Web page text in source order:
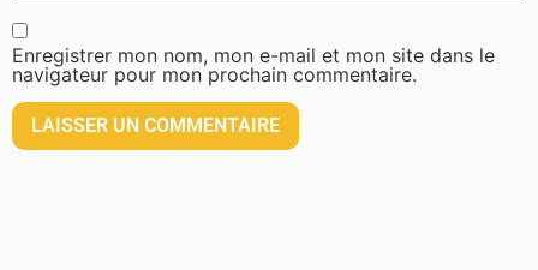
Enregistrer mon nom, mon e-mail et mon site dans le
navigateur pour mon prochain commentaire.